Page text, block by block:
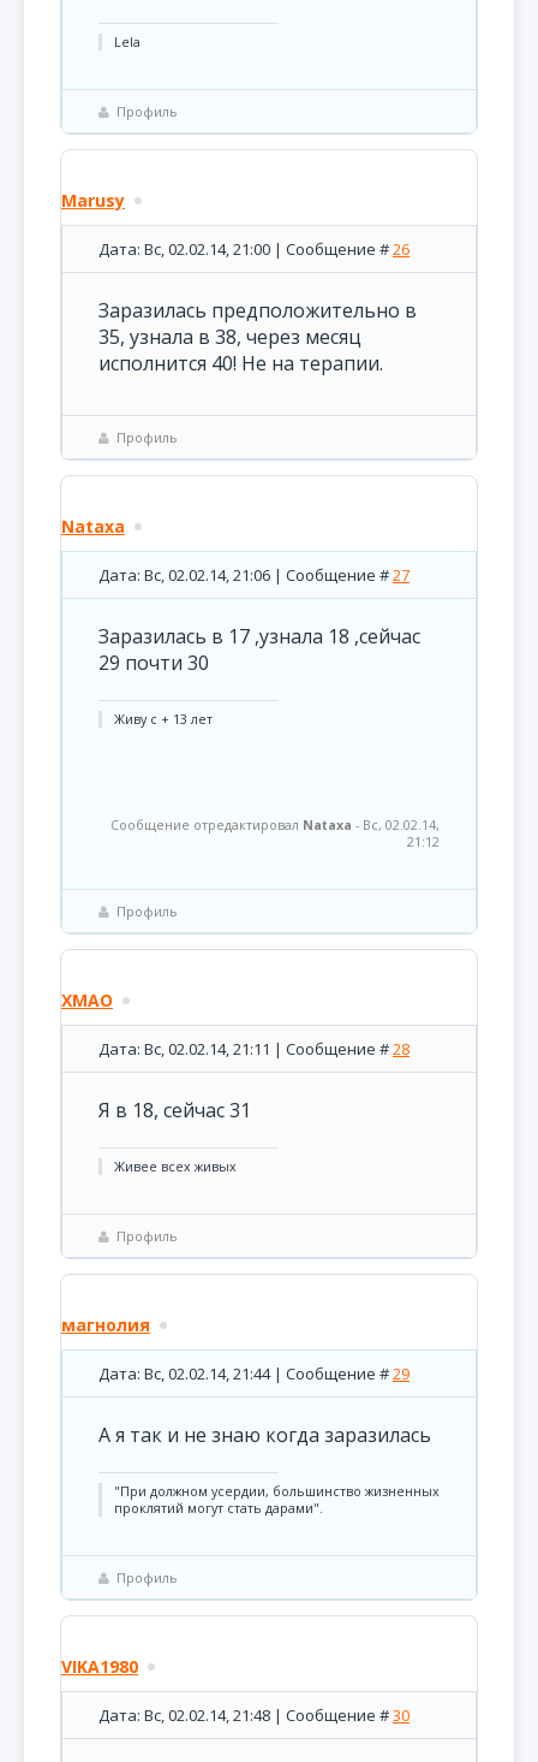
Lela
Профиль
Marusy
Дата: Вс, 02.02.14, 21:00 | Сообщение #26
Заразилась предположительно в
35, узнала в 38, через месяц
исполнится 40! Не на терапии.
Профиль
Nataxa
Дата: Вс, 02.02.14, 21:06 | Сообщение #27
Заразилась в 17 ,узнала 18 ,сейчас
29 почти 30
Живу с + 13 лет
Сообщение отредактировал Nataxa - Вс, 02.02.14,
21:12
Профиль
ХМАО
Дата: Вс, 02.02.14, 21:11 | Сообщение #28
Я в 18, сейчас 31
Живее всех живых
Профиль
магнолия
Дата: Вс, 02.02.14, 21:44 | Сообщение #29
А я так и не знаю когда заразилась
"При должном усердии, большинство жизненных
проклятий могут стать дарами".
Профиль
VIKA1980
Дата: Вс, 02.02.14, 21:48 | Сообщение #30